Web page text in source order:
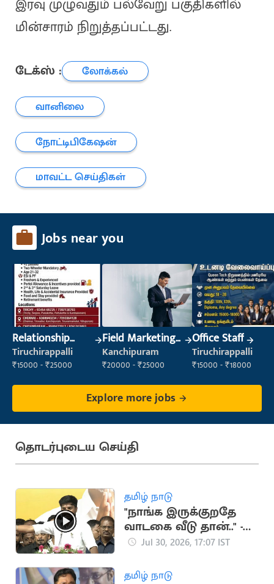
இரவு முழுவதும் பல்வேறு பகுதிகளில்
மின்சாரம் நிறுத்தப்பட்டது.
டேக்ஸ் :
லோக்கல்
வானிலை
நோட்டிபிகேஷன்
மாவட்ட செய்திகள்
Jobs near you
Relationship
Manager
Tiruchirappalli
₹15000 - ₹25000
Field Marketing
Executive
Kanchipuram
₹20000 - ₹25000
Office Staff
Tiruchirappalli
₹15000 - ₹18000
Explore more jobs
தொடர்புடைய செய்தி
தமிழ் நாடு
"நாங்க இருக்குறதே
வாடகை வீடு தான்.." -
அமைச்சர் ரமேஷ்
Jul 30, 2026, 17:07 IST
தமிழ் நாடு